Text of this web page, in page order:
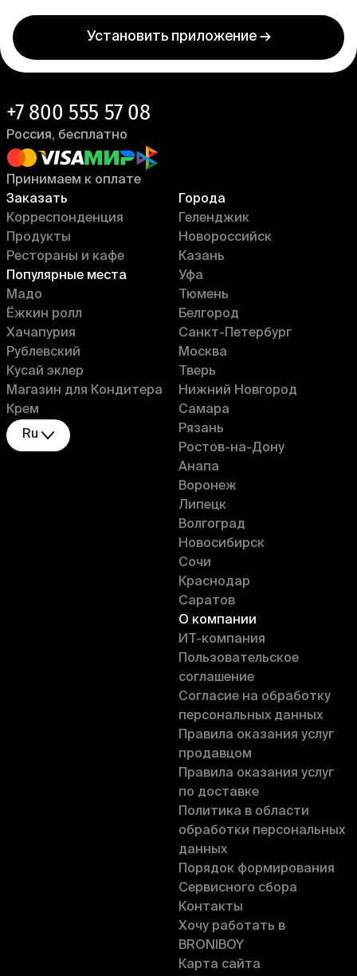
Установить приложение →
Заказать
Корреспонденция
Продукты
Рестораны и кафе
Популярные места
Мадо
Ёжкин ролл
Хачапурия
Рублевский
Кусай эклер
Магазин для Кондитера
Крем
Ru
Города
Геленджик
Новороссийск
Казань
Уфа
Тюмень
Белгород
Санкт-Петербург
Москва
Тверь
Нижний Новгород
Самара
Рязань
Ростов-на-Дону
Анапа
Воронеж
Липецк
Волгоград
Новосибирск
Сочи
Краснодар
Саратов
О компании
ИT-компания
Пользовательское
соглашение
Согласие на обработку
персональных данных
Правила оказания услуг
продавцом
Правила оказания услуг
по доставке
Политика в области
обработки персональных
данных
Порядок формирования
Сервисного сбора
Контакты
Хочу работать в
BRONIBOY
Карта сайта
+7 800 555 57 08
Россия, бесплатно
Принимаем к оплате